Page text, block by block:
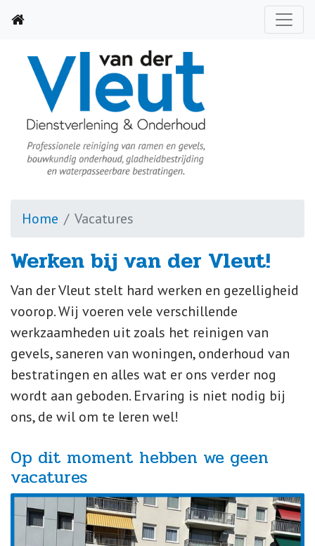
Home Vacatures
Werken bij van der Vleut!
Van der Vleut stelt hard werken en gezelligheid
voorop. Wij voeren vele verschillende
werkzaamheden uit zoals het reinigen van
gevels, saneren van woningen, onderhoud van
bestratingen en alles wat er ons verder nog
wordt aan geboden. Ervaring is niet nodig bij
ons, de wil om te leren wel!
Op dit moment hebben we geen
vacatures